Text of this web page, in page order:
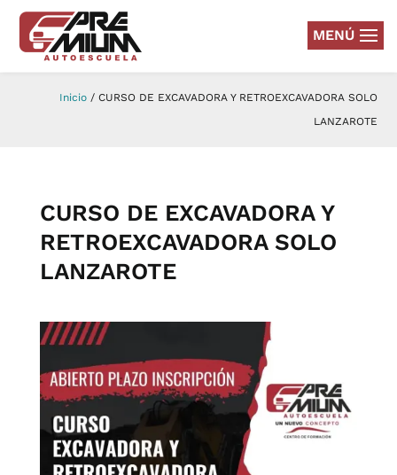
MENÚ
Inicio/ CURSO DE EXCAVADORA Y RETROEXCAVADORA SOLO
LANZAROTE
CURSO DE EXCAVADORA Y
RETROEXCAVADORA SOLO
LANZAROTE